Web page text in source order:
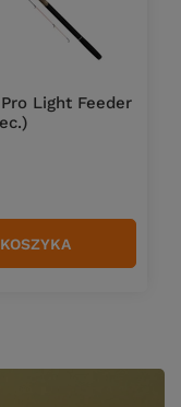
Light Feeder